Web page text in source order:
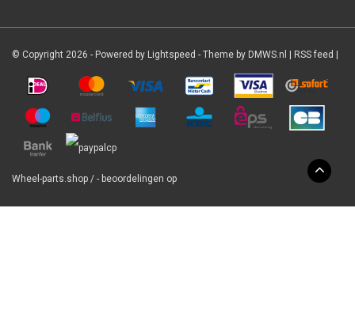
© Copyright 2026 - Powered by Lightspeed - Theme by DMWS.nl RSS feed
Wheel-parts.shop / - beoordelingen op